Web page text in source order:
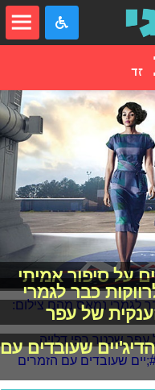
זד
על סיפור אמיתי
כבר לגמרי
של עפר
שעובדים עם